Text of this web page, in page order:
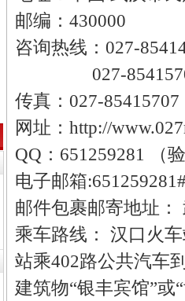
邮编：430000
咨询热线：027-
027-85415707
传真：027-85415707
网址：http://
QQ：651259281 （
电子邮箱
邮件包裹邮寄地址
乘车路线： 汉口火
站乘402路公共汽车
建筑物“银丰宾馆”